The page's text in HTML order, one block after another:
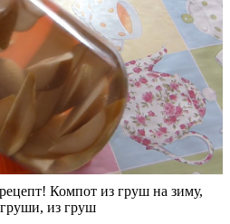
Компот из груш на зиму,
из груш